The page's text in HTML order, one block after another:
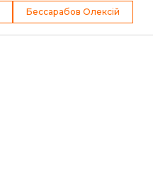
Бессарабов Олексій